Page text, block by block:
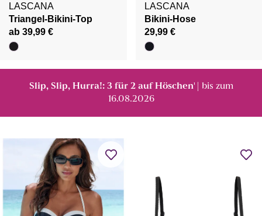
LASCANA
Triangel-Bikini-Top
ab 39,99 €
LASCANA
Bikini-Hose
29,99 €
Slip, Slip, Hurra!: 3 für 2 auf Höschen¹
| bis zum
16.08.2026